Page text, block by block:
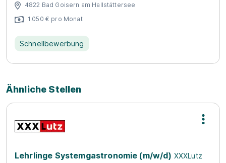
4822 Bad Goisern am Hallstättersee
1.050 € pro Monat
Schnellbewerbung
Ähnliche Stellen
Lehrlinge Systemgastronomie (m/w/d) XXXLutz